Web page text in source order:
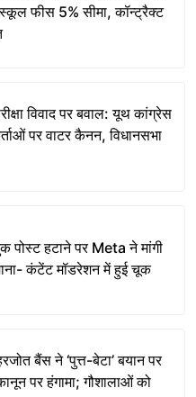
फीस 5% सीमा, कॉन्ट्रैक्ट
विवाद पर बवाल: यूथ कांग्रेस
पर वाटर कैनन, विधानसभा
पोस्ट हटाने पर Meta ने मांगी
कंटेंट मॉडरेशन में हुई चूक
बैंस ने ‘पुत्त-बेटा’ बयान पर
पर हंगामा; गौशालाओं को